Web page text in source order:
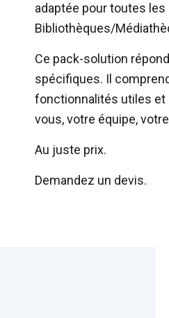
adaptée pour toutes les
Bibliothèques/
Ce pack-solution
spécifiques. Il
fonctionnalités utiles et
vous, votre équipe,
Au juste prix.
Demandez un devis.